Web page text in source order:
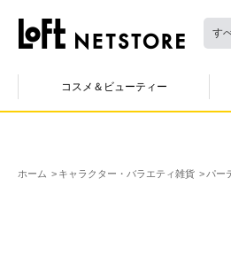
す
コスメ＆ビューティー
ホーム キャラクター・バラエティ雑貨 パー